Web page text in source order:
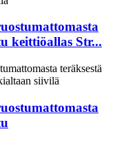
keittiöallas Str...